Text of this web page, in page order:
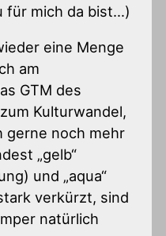
für mich da bist…)
eine Menge
am
GTM des
Kulturwandel,
gerne noch mehr
„gelb“
und „aqua“
verkürzt, sind
natürlich